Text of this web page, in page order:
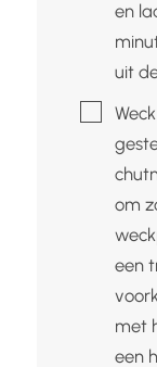
en
uit
▢
om
een
met
een